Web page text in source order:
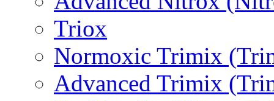
Triox
Normoxic Trimix
Advanced Trimix